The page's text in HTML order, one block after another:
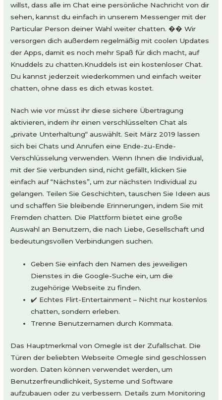
willst, dass alle im Chat eine persönliche Nachricht von dir
sehen, kannst du einfach in unserem Messenger mit der
Particular Person deiner Wahl weiter chatten. �� Wir
versorgen dich außerdem regelmäßig mit coolen Updates
der Apps, damit es noch mehr Spaß für dich macht, auf
Knuddels zu chatten.Knuddels ist ein kostenloser Chat.
Du kannst jederzeit wiederkommen und einfach weiter
chatten, ohne dass es dich etwas kostet.
Nach wie vor müsst ihr diese sichere Übertragung
aktivieren, indem ihr einen verschlüsselten Chat als
„private Unterhaltung“ auswählt. Seit März 2019 lassen
sich bei Chats und Anrufen eine Ende-zu-Ende-
Verschlüsselung verwenden. Wenn Ihnen die Individual,
mit der Sie verbunden sind, nicht gefällt, klicken Sie
einfach auf “Nächstes”, um zur nächsten Individual zu
gelangen. Teilen Sie Geschichten, tauschen Sie Ideen aus
und schaffen Sie bleibende Erinnerungen, indem Sie mit
Fremden chatten. Die Plattform bietet eine große
Auswahl an Benutzern, die nach Liebe, Gesellschaft und
bedeutungsvollen Verbindungen suchen.
Geben Sie einfach den Namen des jeweiligen
Dienstes in die Google-Suche ein, um die
zugehörige Webseite zu finden.
✔️ Echtes Flirt-Entertainment – Nicht nur kostenlos
chatten, sondern erleben.
Trenne Benutzernamen durch Kommata.
Das Hauptmerkmal von Omegle ist der Zufallschat. Die
Türen der beliebten Webseite Omegle sind geschlossen
worden. Daten können verwendet werden, um
Benutzerfreundlichkeit, Systeme und Software
aufzubauen oder zu verbessern. Details zum Monitoring